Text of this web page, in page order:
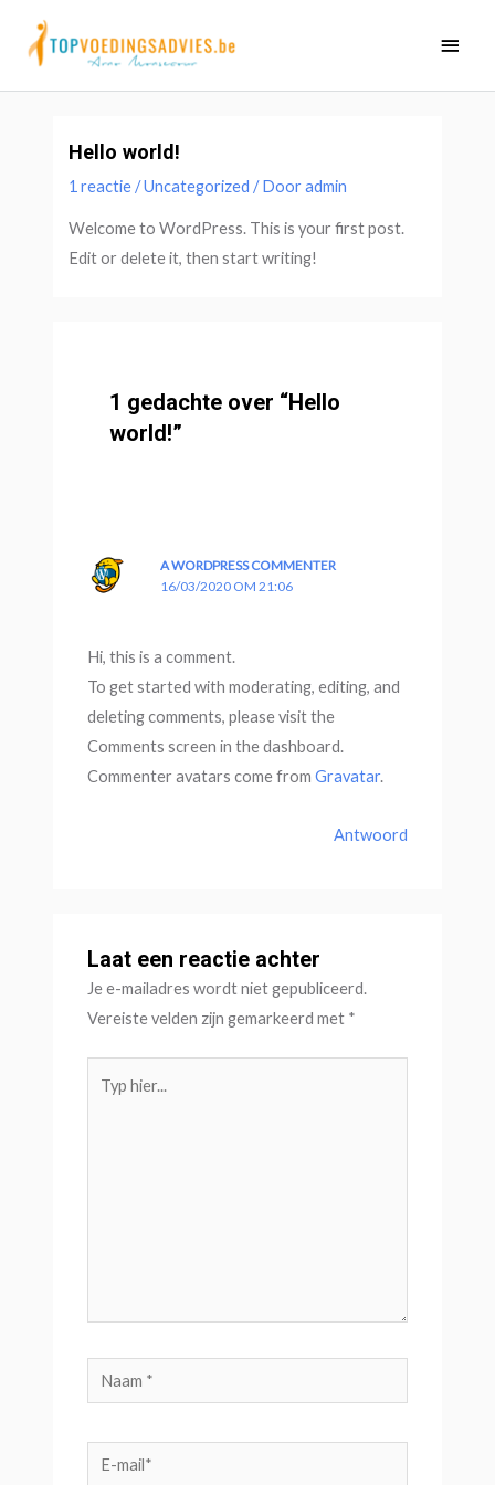
naar
Hello world!
1 reactie /Uncategorized / Dooradmin
Welcome to WordPress. This is your first post.
Edit or delete it, then start writing!
1 gedachte over “Hello
world!”
A WORDPRESS COMMENTER
16/03/2020 OM 21:06
Hi, this is a comment.
To get started with moderating, editing, and
deleting comments, please visit the
Comments screen in the dashboard.
Commenter avatars come fromGravatar.
Antwoord
Laat een reactie achter
Je e-mailadres wordt niet gepubliceerd.
Vereiste velden zijn gemarkeerd met *
hier...
Naam
*
E-